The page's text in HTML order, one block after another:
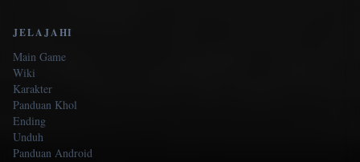
JELAJAHI
Main Game
Wiki
Karakter
Panduan Khol
Ending
Unduh
Panduan Android